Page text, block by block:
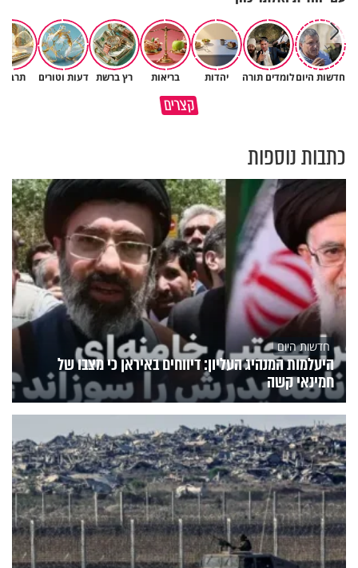
חדשות היוםלומדים תורה יהדות בריאות רץ ברשת דעות וטורים
קצרים
באיזה ארץ לומדים יותר גמרא
כתבות נוספות
חדשות היום
היעלמות המנהיג העליון: דיווחים באיראן כי מצבו של
חמינאי קשה